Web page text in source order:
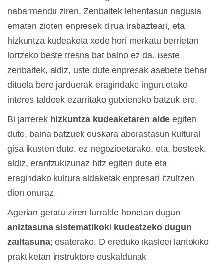
nabarmendu ziren. Zenbaitek lehentasun nagusia
ematen zioten enpresek dirua irabazteari, eta
hizkuntza kudeaketa xede hori merkatu berrietan
lortzeko beste tresna bat baino ez da. Beste
zenbaitek, aldiz, uste dute enpresak asebete behar
dituela bere jarduerak eragindako inguruetako
interes taldeek ezarritako gutxieneko batzuk ere.
Bi jarrerek hizkuntza kudeaketaren alde egiten
dute, baina batzuek euskara aberastasun kultural
gisa ikusten dute, ez negozioetarako, eta, besteek,
aldiz, erantzukizunaz hitz egiten dute eta
eragindako kultura aldaketak enpresari itzultzen
dion onuraz.
Agerian geratu ziren lurralde honetan dugun
aniztasuna sistematikoki kudeatzeko dugun
zailtasuna; esaterako, D ereduko ikasleei lantokiko
praktiketan instruktore euskaldunak